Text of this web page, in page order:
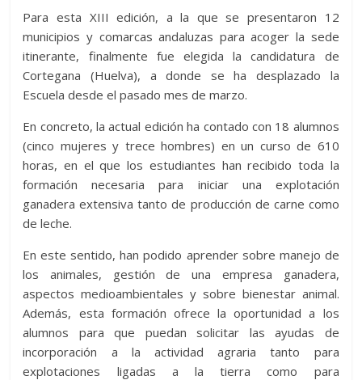
Para esta XIII edición, a la que se presentaron 12
municipios y comarcas andaluzas para acoger la sede
itinerante, finalmente fue elegida la candidatura de
Cortegana (Huelva), a donde se ha desplazado la
Escuela desde el pasado mes de marzo.
En concreto, la actual edición ha contado con 18 alumnos
(cinco mujeres y trece hombres) en un curso de 610
horas, en el que los estudiantes han recibido toda la
formación necesaria para iniciar una explotación
ganadera extensiva tanto de producción de carne como
de leche.
En este sentido, han podido aprender sobre manejo de
los animales, gestión de una empresa ganadera,
aspectos medioambientales y sobre bienestar animal.
Además, esta formación ofrece la oportunidad a los
alumnos para que puedan solicitar las ayudas de
incorporación a la actividad agraria tanto para
explotaciones ligadas a la tierra como para